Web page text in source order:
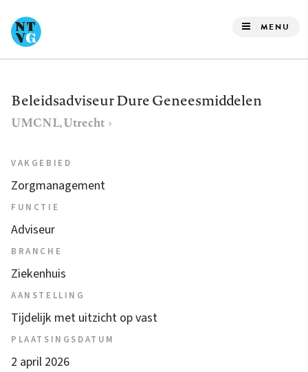
naar
de
gaan
MENU
Beleidsadviseur Dure Geneesmiddelen
UMCNL, Utrecht
VAKGEBIED
Zorgmanagement
FUNCTIE
Adviseur
BRANCHE
Ziekenhuis
AANSTELLING
Tijdelijk met uitzicht op vast
PLAATSINGSDATUM
2 april 2026